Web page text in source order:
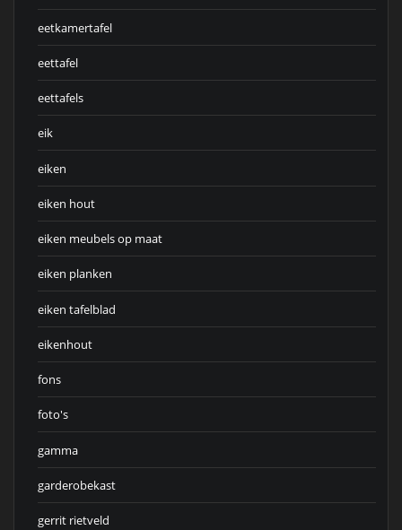
eetkamertafel
eettafel
eettafels
eik
eiken
eiken hout
eiken meubels op maat
eiken planken
eiken tafelblad
eikenhout
fons
foto's
gamma
garderobekast
gerrit rietveld